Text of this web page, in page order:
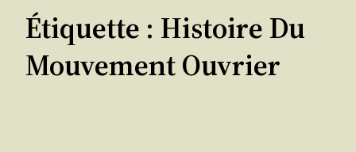
Étiquette : Histoire Du
Mouvement Ouvrier